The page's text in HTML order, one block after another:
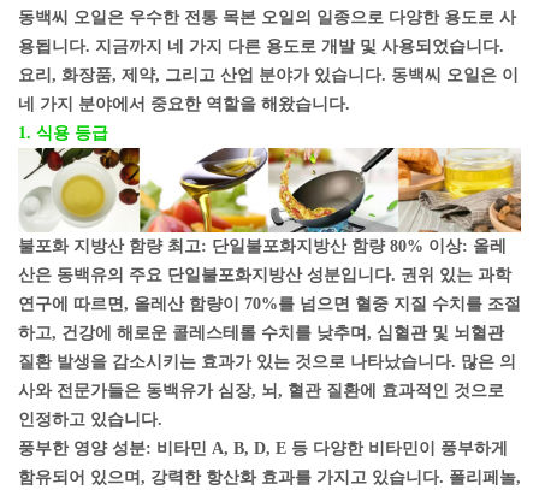
동백씨 오일은 우수한 전통 목본 오일의 일종으로 다양한 용도로 사
용됩니다. 지금까지 네 가지 다른 용도로 개발 및 사용되었습니다.
요리, 화장품, 제약, 그리고 산업 분야가 있습니다. 동백씨 오일은 이
네 가지 분야에서 중요한 역할을 해왔습니다.
1. 식용 등급
불포화 지방산 함량 최고: 단일불포화지방산 함량 80% 이상: 올레
산은 동백유의 주요 단일불포화지방산 성분입니다. 권위 있는 과학
연구에 따르면, 올레산 함량이 70%를 넘으면 혈중 지질 수치를 조절
하고, 건강에 해로운 콜레스테롤 수치를 낮추며, 심혈관 및 뇌혈관
질환 발생을 감소시키는 효과가 있는 것으로 나타났습니다. 많은 의
사와 전문가들은 동백유가 심장, 뇌, 혈관 질환에 효과적인 것으로
인정하고 있습니다.
풍부한 영양 성분: 비타민 A, B, D, E 등 다양한 비타민이 풍부하게
함유되어 있으며, 강력한 항산화 효과를 가지고 있습니다. 폴리페놀,